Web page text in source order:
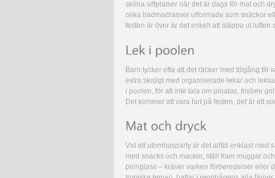
sköna sittplatser när det är dags för mat och
olika badmadrasser utformade som snäckor
festen är över är det enkelt att släppa ut
Barn tycker ofta att det räcker med tillgång till
extra skojigt med organiserade lekar och
i poolen, för att inte tala om pinatas, frisbee
Det kommer att vara fart på festen, det är ett
Vid ett utomhusparty är det alltid enklast med
med snacks och mackor, ställ fram muggar
pinnglass – kräver varken förberedelser eller